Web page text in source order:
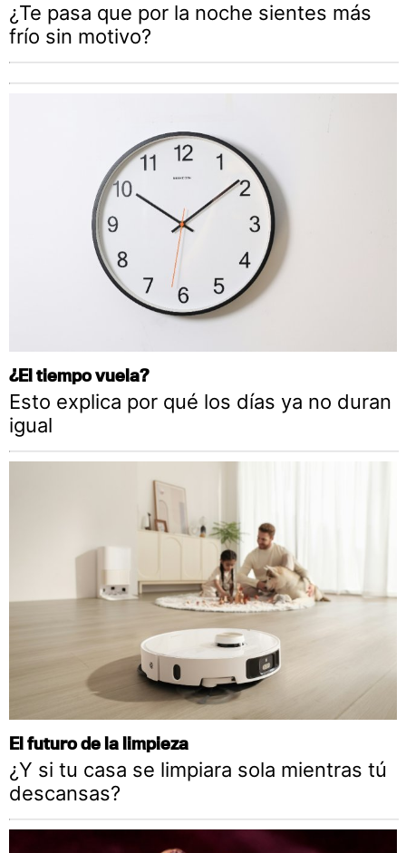
¿Te pasa que por la noche sientes más
frío sin motivo?
¿El tiempo vuela?
Esto explica por qué los días ya no duran
igual
El futuro de la limpieza
¿Y si tu casa se limpiara sola mientras tú
descansas?